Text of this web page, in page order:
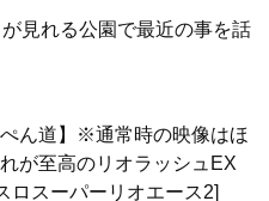
見れる公園で最近の事を話
ぺん道】※通常時の映像はほ
が至高のリオラッシュEX
ロスーパーリオエース2]